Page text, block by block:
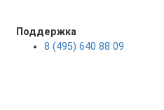
Поддержка
8 (495) 640 88 09